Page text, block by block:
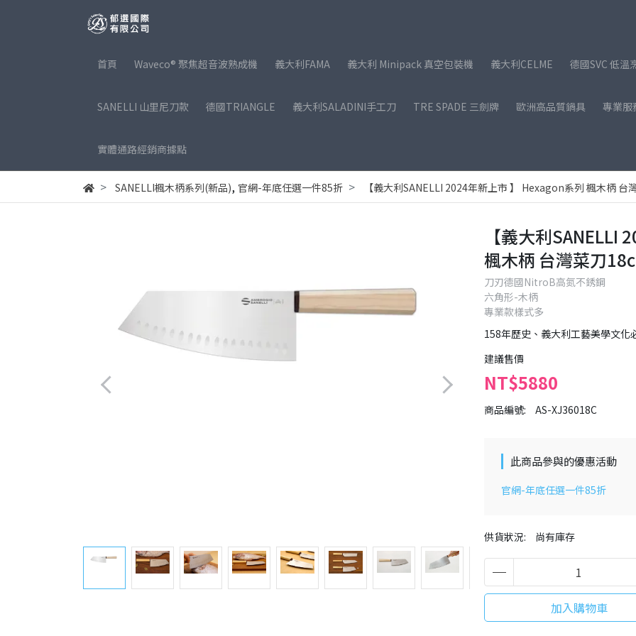
首頁 Waveco® 聚焦超音波熟成機 義大利FAMA 義大利 Minipack 真空包裝機 義大利CELME 德國SVC 低溫
SANELLI 山里尼刀款 德國TRIANGLE 義大利SALADINI手工刀 TRE SPADE 三劍牌 歐洲高品質鍋具 專業服
實體通路經銷商據點
SANELLI楓木柄系列(新品), 官網-年底任選一件85折 【義大利SANELLI 2024年新上市 】 Hexagon系列 楓木柄 台
【義大利SANELLI
楓木柄 台灣菜刀
刀刃德國NitroB高氮不銹鋼
六角形-木柄
專業款樣式多
158年歷史、義大利工藝美學文化
建議售價
NT$5880
商品編號: AS-XJ36018C
供貨狀況: 尚有庫存
此商品參與的優惠活動
官網-年底任選一件85折
加入購物車